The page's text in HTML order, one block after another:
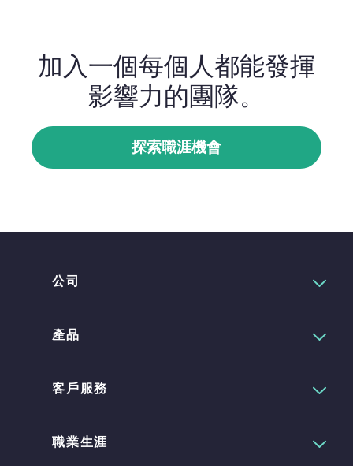
加入一個每個人都能發揮
影響力的團隊。
探索職涯機會
公司
產品
客戶服務
職業生涯